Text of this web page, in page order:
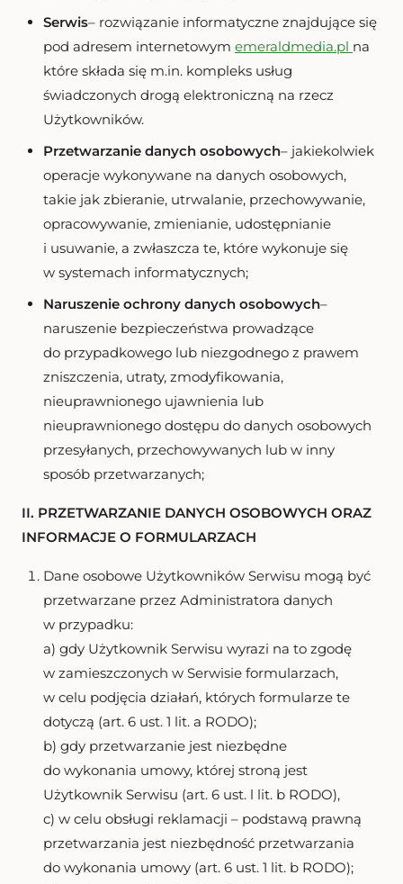
Serwis– rozwiązanie informatyczne znajdujące się
pod adresem internetowym emeraldmedia.pl na
które składa się m.in. kompleks usług
świadczonych drogą elektroniczną na rzecz
Użytkowników.
Przetwarzanie danych osobowych– jakiekolwiek
operacje wykonywane na danych osobowych,
takie jak zbieranie, utrwalanie, przechowywanie,
opracowywanie, zmienianie, udostępnianie
i usuwanie, a zwłaszcza te, które wykonuje się
w systemach informatycznych;
Naruszenie ochrony danych osobowych–
naruszenie bezpieczeństwa prowadzące
do przypadkowego lub niezgodnego z prawem
zniszczenia, utraty, zmodyfikowania,
nieuprawnionego ujawnienia lub
nieuprawnionego dostępu do danych osobowych
przesyłanych, przechowywanych lub w inny
sposób przetwarzanych;
II. PRZETWARZANIE DANYCH OSOBOWYCH ORAZ
INFORMACJE O FORMULARZACH
Dane osobowe Użytkowników Serwisu mogą być
przetwarzane przez Administratora danych
w przypadku:
a) gdy Użytkownik Serwisu wyrazi na to zgodę
w zamieszczonych w Serwisie formularzach,
w celu podjęcia działań, których formularze te
dotyczą (art. 6 ust. 1 lit. a RODO);
b) gdy przetwarzanie jest niezbędne
do wykonania umowy, której stroną jest
Użytkownik Serwisu (art. 6 ust. l lit. b RODO),
c) w celu obsługi reklamacji – podstawą prawną
przetwarzania jest niezbędność przetwarzania
do wykonania umowy (art. 6 ust. 1 lit. b RODO);